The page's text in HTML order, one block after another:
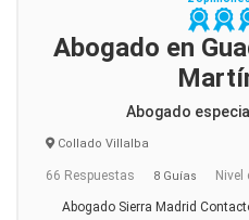
Abogado en
Abogado
Collado Villalba
66 Respuestas 8 Guías Nivel
Abogado Sierra Madrid